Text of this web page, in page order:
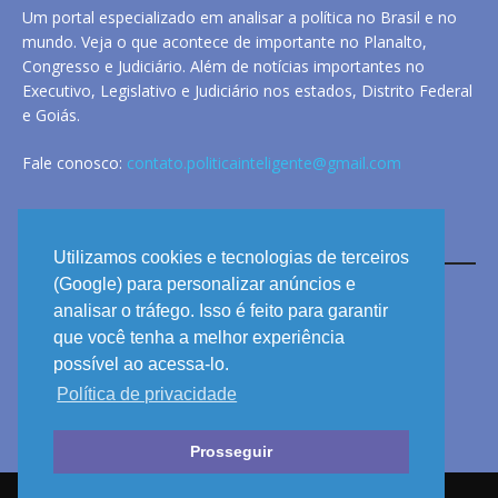
Utilizamos cookies e tecnologias de terceiros
(Google) para personalizar anúncios e
analisar o tráfego. Isso é feito para garantir
que você tenha a melhor experiência
possível ao acessa-lo.
Política de privacidade
Prosseguir
Um portal especializado em analisar a política no Brasil e no
mundo. Veja o que acontece de importante no Planalto,
Congresso e Judiciário. Além de notícias importantes no
Executivo, Legislativo e Judiciário nos estados, Distrito Federal
e Goiás.
Fale conosco: contato.politicainteligente@gmail.com
LINKS
ANUNCIE
PRIVACIDADE
CONTATO